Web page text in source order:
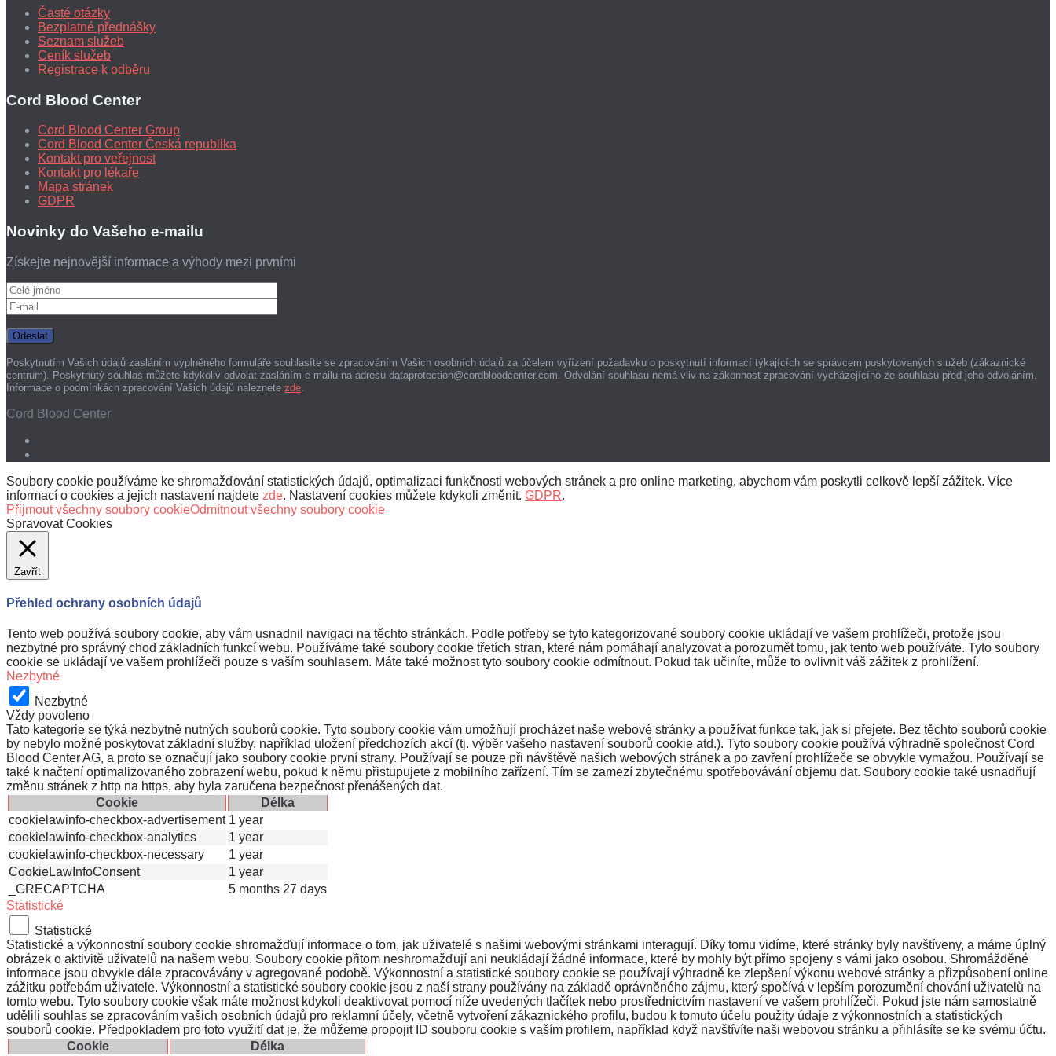
Časté otázky
Bezplatné přednášky
Seznam služeb
Ceník služeb
Registrace k odběru
Cord Blood Center
Cord Blood Center Group
Cord Blood Center Česká republika
Kontakt pro veřejnost
Kontakt pro lékaře
Mapa stránek
GDPR
Novinky do Vašeho e-mailu
Získejte nejnovější informace a výhody mezi prvními
Poskytnutím Vašich údajů zasláním vyplněného formuláře souhlasíte se zpracováním Vašich osobních údajů za účelem vyřízení požadavku o poskytnutí informací týkajících se správcem poskytovaných služeb (zákaznické
centrum). Poskytnutý souhlas můžete kdykoliv odvolat zasláním e-mailu na adresu dataprotection@cordbloodcenter.com. Odvolání souhlasu nemá vliv na zákonnost zpracování vycházejícího ze souhlasu před jeho odvoláním.
Informace o podmínkách zpracování Vašich údajů naleznete zde
Cord Blood Center
Soubory cookie používáme ke shromažďování statistických údajů, optimalizaci funkčnosti webových stránek a pro online marketing, abychom vám poskytli celkově lepší zážitek. Více
informací o cookies a jejich nastavení najdete zde. Nastavení cookies můžete kdykoli změnit. GDPR.
Přijmout všechny soubory cookieOdmítnout všechny soubory cookie
Spravovat Cookies
Zavřít
Přehled ochrany osobních údajů
Tento web používá soubory cookie, aby vám usnadnil navigaci na těchto stránkách. Podle potřeby se tyto kategorizované soubory cookie ukládají ve vašem prohlížeči, protože jsou
nezbytné pro správný chod základních funkcí webu. Používáme také soubory cookie třetích stran, které nám pomáhají analyzovat a porozumět tomu, jak tento web používáte. Tyto soubory
cookie se ukládají ve vašem prohlížeči pouze s vaším souhlasem. Máte také možnost tyto soubory cookie odmítnout. Pokud tak učiníte, může to ovlivnit váš zážitek z prohlížení.
Nezbytné
Nezbytné
Vždy povoleno
Tato kategorie se týká nezbytně nutných souborů cookie. Tyto soubory cookie vám umožňují procházet naše webové stránky a používat funkce tak, jak si přejete. Bez těchto souborů cookie
by nebylo možné poskytovat základní služby, například uložení předchozích akcí (tj. výběr vašeho nastavení souborů cookie atd.). Tyto soubory cookie používá výhradně společnost Cord
Blood Center AG, a proto se označují jako soubory cookie první strany. Používají se pouze při návštěvě našich webových stránek a po zavření prohlížeče se obvykle vymažou. Používají se
také k načtení optimalizovaného zobrazení webu, pokud k němu přistupujete z mobilního zařízení. Tím se zamezí zbytečnému spotřebovávání objemu dat. Soubory cookie také usnadňují
změnu stránek z http na https, aby byla zaručena bezpečnost přenášených dat.
Cookie
Délka
cookielawinfo-checkbox-advertisement 1 year
cookielawinfo-checkbox-analytics
1 year
cookielawinfo-checkbox-necessary
1 year
CookieLawInfoConsent
1 year
_GRECAPTCHA
5 months 27 days
Statistické
Statistické
Statistické a výkonnostní soubory cookie shromažďují informace o tom, jak uživatelé s našimi webovými stránkami interagují. Díky tomu vidíme, které stránky byly navštíveny, a máme úplný
obrázek o aktivitě uživatelů na našem webu. Soubory cookie přitom neshromažďují ani neukládají žádné informace, které by mohly být přímo spojeny s vámi jako osobou. Shromážděné
informace jsou obvykle dále zpracovávány v agregované podobě. Výkonnostní a statistické soubory cookie se používají výhradně ke zlepšení výkonu webové stránky a přizpůsobení online
zážitku potřebám uživatele. Výkonnostní a statistické soubory cookie jsou z naší strany používány na základě oprávněného zájmu, který spočívá v lepším porozumění chování uživatelů na
tomto webu. Tyto soubory cookie však máte možnost kdykoli deaktivovat pomocí níže uvedených tlačítek nebo prostřednictvím nastavení ve vašem prohlížeči. Pokud jste nám samostatně
udělili souhlas se zpracováním vašich osobních údajů pro reklamní účely, včetně vytvoření zákaznického profilu, budou k tomuto účelu použity údaje z výkonnostních a statistických
souborů cookie. Předpokladem pro toto využití dat je, že můžeme propojit ID souboru cookie s vaším profilem, například když navštívíte naši webovou stránku a přihlásíte se ke svému účtu.
Cookie
Délka